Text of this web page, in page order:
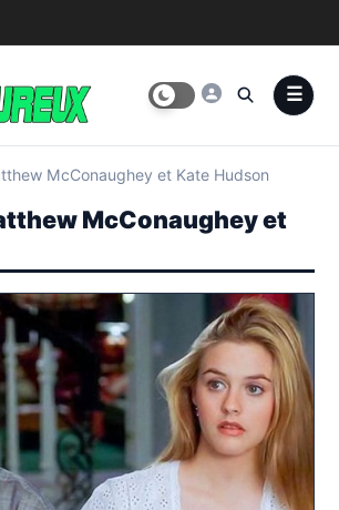
McConaughey et Kate Hudson
McConaughey et